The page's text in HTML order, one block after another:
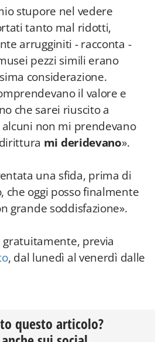
stupore nel vedere
tanto mal ridotti,
arrugginiti - racconta -
pezzi simili erano
considerazione.
il valore e
che sarei riuscito a
non mi prendevano
mi deridevano».
una sfida, prima di
che oggi posso finalmente
grande soddisfazione».
gratuitamente, previa
, dal lunedì al venerdì dalle
questo articolo?